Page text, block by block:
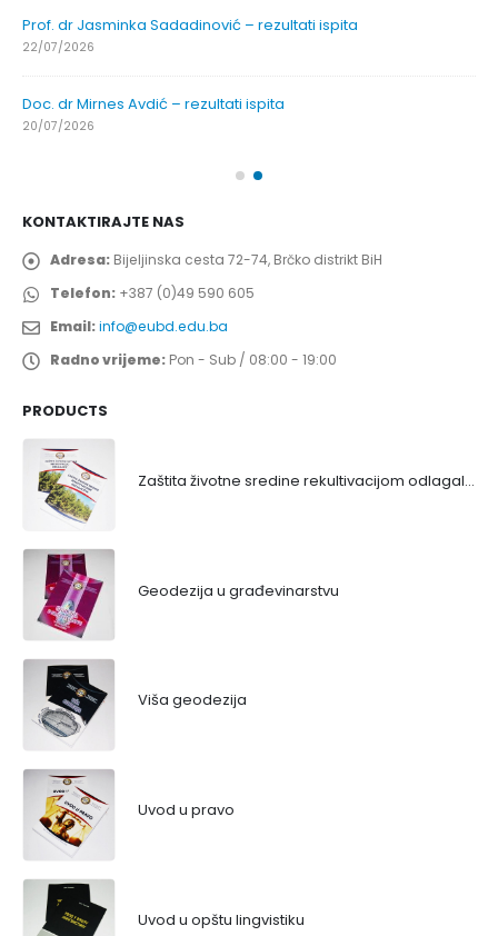
Prof. dr Jasminka Sadadinović – rezultati ispita
22/07/2026
Doc. dr Mirnes Avdić – rezultati ispita
20/07/2026
KONTAKTIRAJTE NAS
Adresa: Bijeljinska cesta 72-74, Brčko distrikt BiH
Telefon: +387 (0)49 590 605
Email:info@eubd.edu.ba
Radno vrijeme: Pon - Sub / 08:00 - 19:00
PRODUCTS
Zaštita životne sredine rekultivacijom odlagališta
Geodezija u građevinarstvu
Viša geodezija
Uvod u pravo
Uvod u opštu lingvistiku